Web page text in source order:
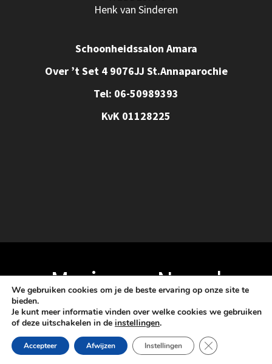
Henk van Sinderen
Schoonheidssalon Amara
Over ’t Set 4 9076JJ St.Annaparochie
Tel: 06-50989393
KvK 01128225
Marja van Noord
© 2026 Marja van Noord. Schoonheidssalon Amara
We gebruiken cookies om je de beste ervaring op onze site te
bieden.
Je kunt meer informatie vinden over welke cookies we gebruiken
of deze uitschakelen in de instellingen.
Accepteer Afwijzen Instellingen Sluit AVG/